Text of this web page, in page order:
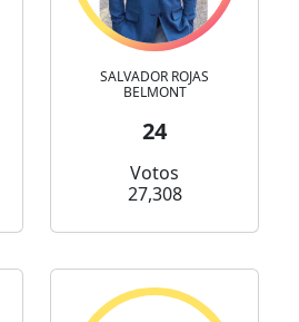
SALVADOR ROJAS
BELMONT
24
Votos
27,308